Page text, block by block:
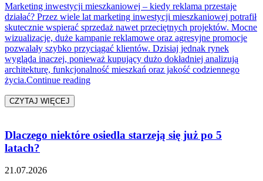
Marketing inwestycji mieszkaniowej – kiedy reklama przestaje
działać? Przez wiele lat marketing inwestycji mieszkaniowej potrafił
skutecznie wspierać sprzedaż nawet przeciętnych projektów. Mocne
wizualizacje, duże kampanie reklamowe oraz agresyjne promocje
pozwalały szybko przyciągać klientów. Dzisiaj jednak rynek
wygląda inaczej, ponieważ kupujący dużo dokładniej analizują
architekturę, funkcjonalność mieszkań oraz jakość codziennego
życia.Continue reading„Marketing inwestycji mieszkaniowej – kiedy
CZYTAJ WIĘCEJ
Dlaczego niektóre osiedla starzeją się już po 5
latach?
21.07.2026